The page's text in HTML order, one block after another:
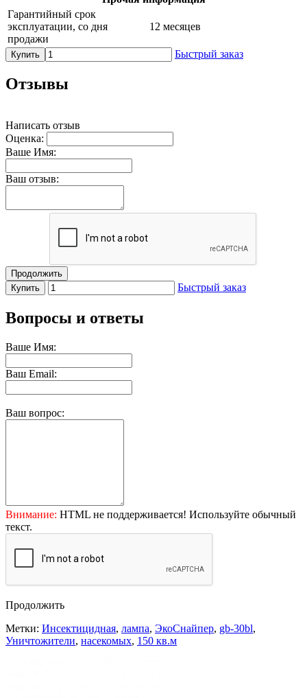
Гарантийный срок
эксплуатации, со дня
продажи
12 месяцев
Купить Быстрый заказ
Отзывы
Написать отзыв
Оценка:
Ваше Имя:
Ваш отзыв:
Продолжить
Купить
Быстрый заказ
Вопросы и ответы
Ваше Имя:
Ваш Email:
Ваш вопрос:
Внимание: HTML не поддерживается! Используйте обычный
текст.
Продолжить
Метки: Инсектицидная, лампа, ЭкоСнайпер, gb-30bl,
Уничтожители, насекомых, 150 кв.м